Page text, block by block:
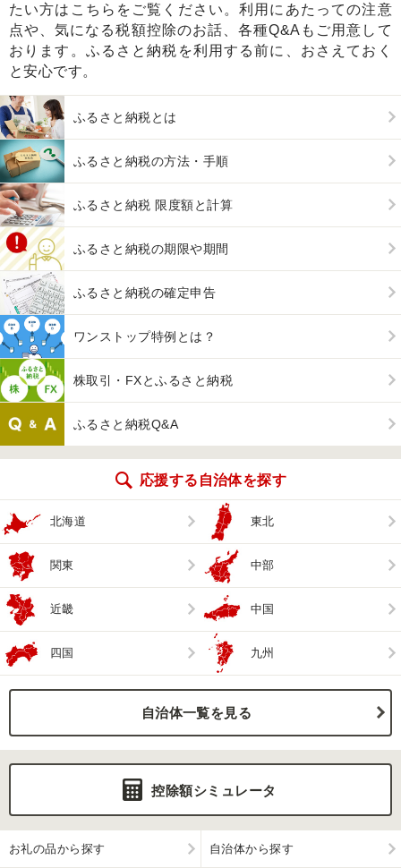
たい方はこちらをご覧ください。利用にあたっての注意
点や、気になる税額控除のお話、各種Q&Aもご用意して
おります。ふるさと納税を利用する前に、おさえておく
と安心です。
ふるさと納税とは
ふるさと納税の方法・手順
ふるさと納税 限度額と計算
ふるさと納税の期限や期間
ふるさと納税の確定申告
ワンストップ特例とは？
株取引・FXとふるさと納税
ふるさと納税Q&A
応援する自治体を探す
北海道 東北
関東 中部
近畿 中国
四国 九州
自治体一覧を見る
控除額シミュレータ
お礼の品から探す 自治体から探す